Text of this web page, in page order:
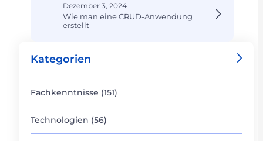
Dezember 3, 2024
Wie man eine CRUD-Anwendung
erstellt
Kategorien
Fachkenntnisse (151)
Technologien (56)